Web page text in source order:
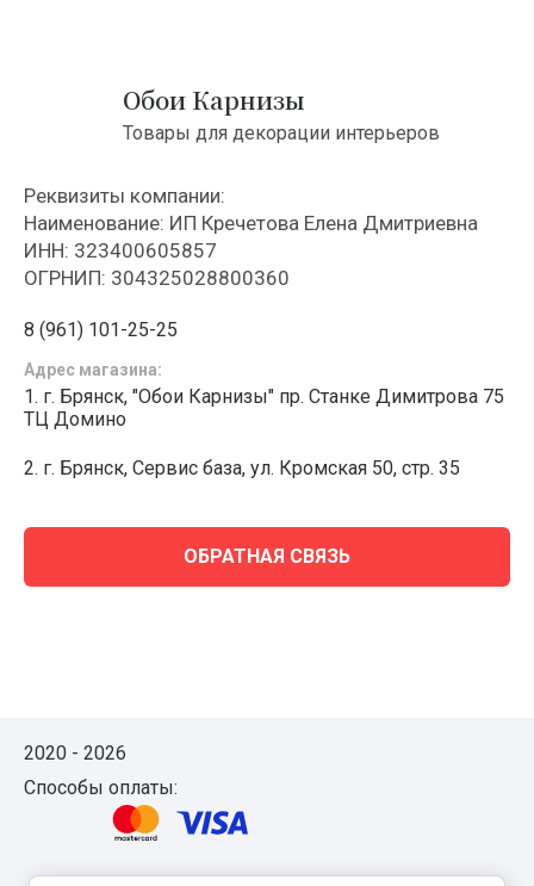
Обои Карнизы
Товары для декорации интерьеров
Реквизиты компании:
Наименование: ИП Кречетова Елена Дмитриевна
ИНН: 323400605857
ОГРНИП: 304325028800360
8 (961) 101-25-25
Адрес магазина:
1. г. Брянск, "Обои Карнизы" пр. Станке Димитрова 75
ТЦ Домино
2. г. Брянск, Сервис база, ул. Кромская 50, стр. 35
ОБРАТНАЯ СВЯЗЬ
2020 - 2026
Способы оплаты: